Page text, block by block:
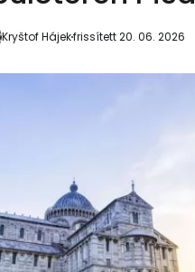
Kryštof Hájekfrissített 20. 06. 2026